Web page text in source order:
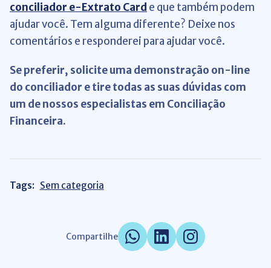
conciliador e-Extrato Card e que também podem
ajudar você. Tem alguma diferente? Deixe nos
comentários e responderei para ajudar você.
Se preferir, solicite uma demonstração on-line
do conciliador e tire todas as suas dúvidas com
um de nossos especialistas em Conciliação
Financeira.
Tags: Sem categoria
Compartilhe